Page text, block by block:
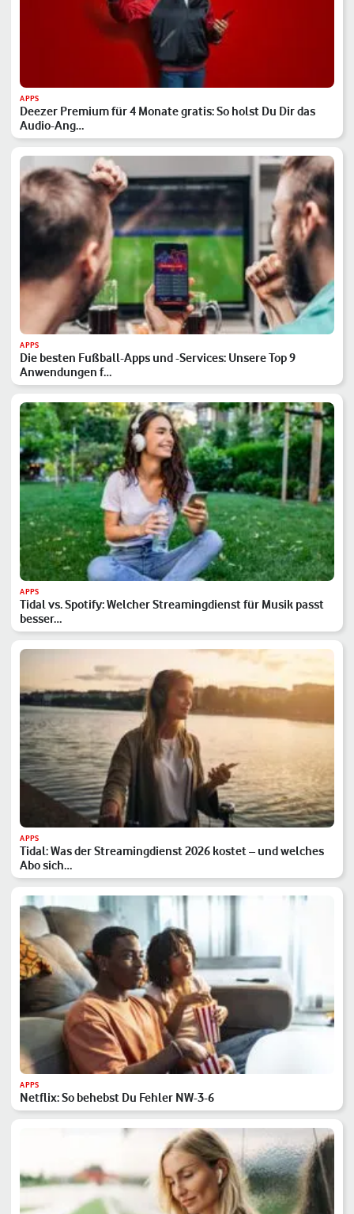
APPS
Deezer Premium für 4 Monate gratis: So holst Du Dir das
Audio-Ang…
APPS
Die besten Fußball-Apps und -Services: Unsere Top 9
Anwendungen f…
APPS
Tidal vs. Spotify: Welcher Streamingdienst für Musik passt
besser…
APPS
Tidal: Was der Streamingdienst 2026 kostet – und welches
Abo sich…
APPS
Netflix: So behebst Du Fehler NW-3-6